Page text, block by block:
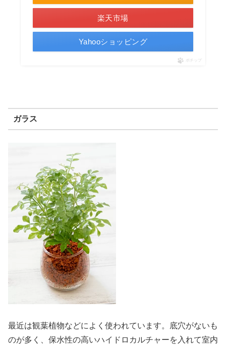
楽天市場
Yahooショッピング
ポチップ
ガラス
最近は観葉植物などによく使われています。底穴がないも
のが多く、保水性の高いハイドロカルチャーを入れて室内